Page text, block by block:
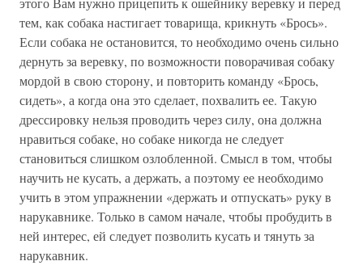
тем, как собака настигает товарища, крикнуть «Брось».
Если собака не остановится, то необходимо очень сильно
дернуть за веревку, по возможности поворачивая собаку
мордой в свою сторону, и повторить команду «Брось,
сидеть», а когда она это сделает, похвалить ее. Такую
дрессировку нельзя проводить через силу, она должна
нравиться собаке, но собаке никогда не следует
становиться слишком озлобленной. Смысл в том, чтобы
научить не кусать, а держать, а поэтому ее необходимо
учить в этом упражнении «держать и отпускать» руку в
нарукавнике. Только в самом начале, чтобы пробудить в
ней интерес, ей следует позволить кусать и тянуть за
нарукавник.